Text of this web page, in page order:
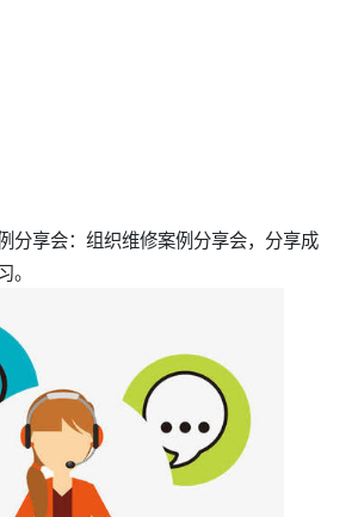
分享会：组织维修案例分享会，分享成
。